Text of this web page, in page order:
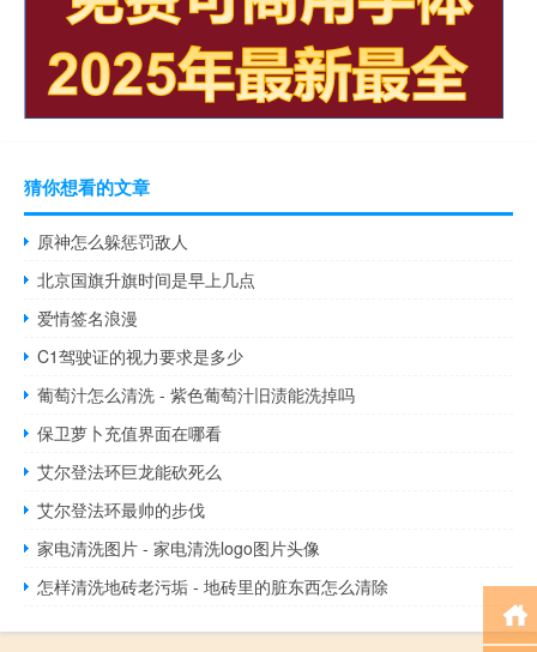
猜你想看的文章
原神怎么躲惩罚敌人
北京国旗升旗时间是早上几点
爱情签名浪漫
C1驾驶证的视力要求是多少
葡萄汁怎么清洗 - 紫色葡萄汁旧渍能洗掉吗
保卫萝卜充值界面在哪看
艾尔登法环巨龙能砍死么
艾尔登法环最帅的步伐
家电清洗图片 - 家电清洗logo图片头像
怎样清洗地砖老污垢 - 地砖里的脏东西怎么清除